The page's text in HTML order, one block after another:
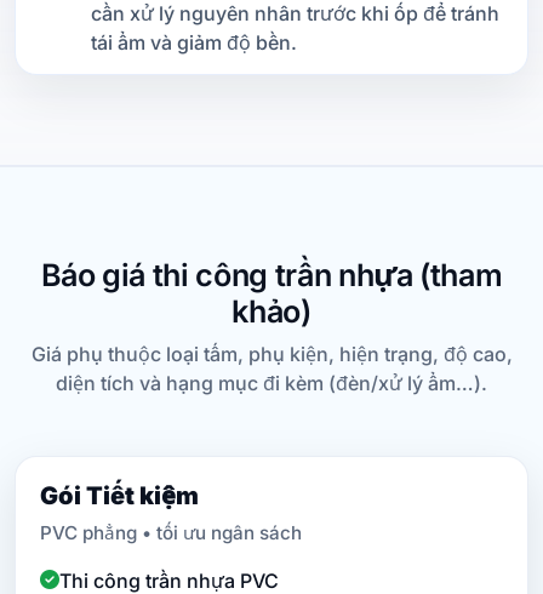
cần xử lý nguyên nhân trước khi ốp để tránh
tái ẩm và giảm độ bền.
Báo giá thi công trần nhựa (tham
khảo)
Giá phụ thuộc loại tấm, phụ kiện, hiện trạng, độ cao,
diện tích và hạng mục đi kèm (đèn/xử lý ẩm…).
Gói Tiết kiệm
PVC phẳng • tối ưu ngân sách
Thi công trần nhựa PVC